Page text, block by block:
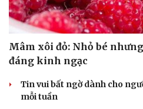
SỨC KHỎE